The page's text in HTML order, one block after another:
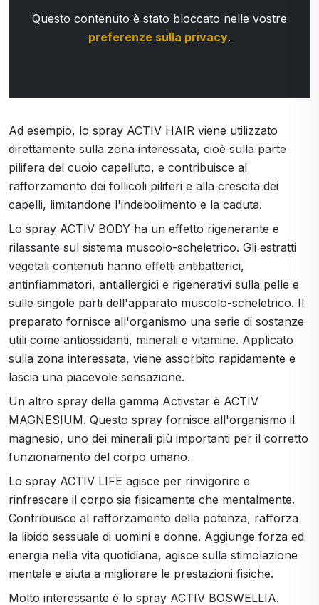
Questo contenuto è stato bloccato nelle vostre
preferenze sulla privacy.
Ad esempio, lo spray ACTIV HAIR viene utilizzato
direttamente sulla zona interessata, cioè sulla parte
pilifera del cuoio capelluto, e contribuisce al
rafforzamento dei follicoli piliferi e alla crescita dei
capelli, limitandone l'indebolimento e la caduta.
Lo spray ACTIV BODY ha un effetto rigenerante e
rilassante sul sistema muscolo-scheletrico. Gli estratti
vegetali contenuti hanno effetti antibatterici,
antinfiammatori, antiallergici e rigenerativi sulla pelle e
sulle singole parti dell'apparato muscolo-scheletrico. Il
preparato fornisce all'organismo una serie di sostanze
utili come antiossidanti, minerali e vitamine. Applicato
sulla zona interessata, viene assorbito rapidamente e
lascia una piacevole sensazione.
Un altro spray della gamma Activstar è ACTIV
MAGNESIUM. Questo spray fornisce all'organismo il
magnesio, uno dei minerali più importanti per il corretto
funzionamento del corpo umano.
Lo spray ACTIV LIFE agisce per rinvigorire e
rinfrescare il corpo sia fisicamente che mentalmente.
Contribuisce al rafforzamento della potenza, rafforza
la libido sessuale di uomini e donne. Aggiunge forza ed
energia nella vita quotidiana, agisce sulla stimolazione
mentale e aiuta a migliorare le prestazioni fisiche.
Molto interessante è lo spray ACTIV BOSWELLIA.